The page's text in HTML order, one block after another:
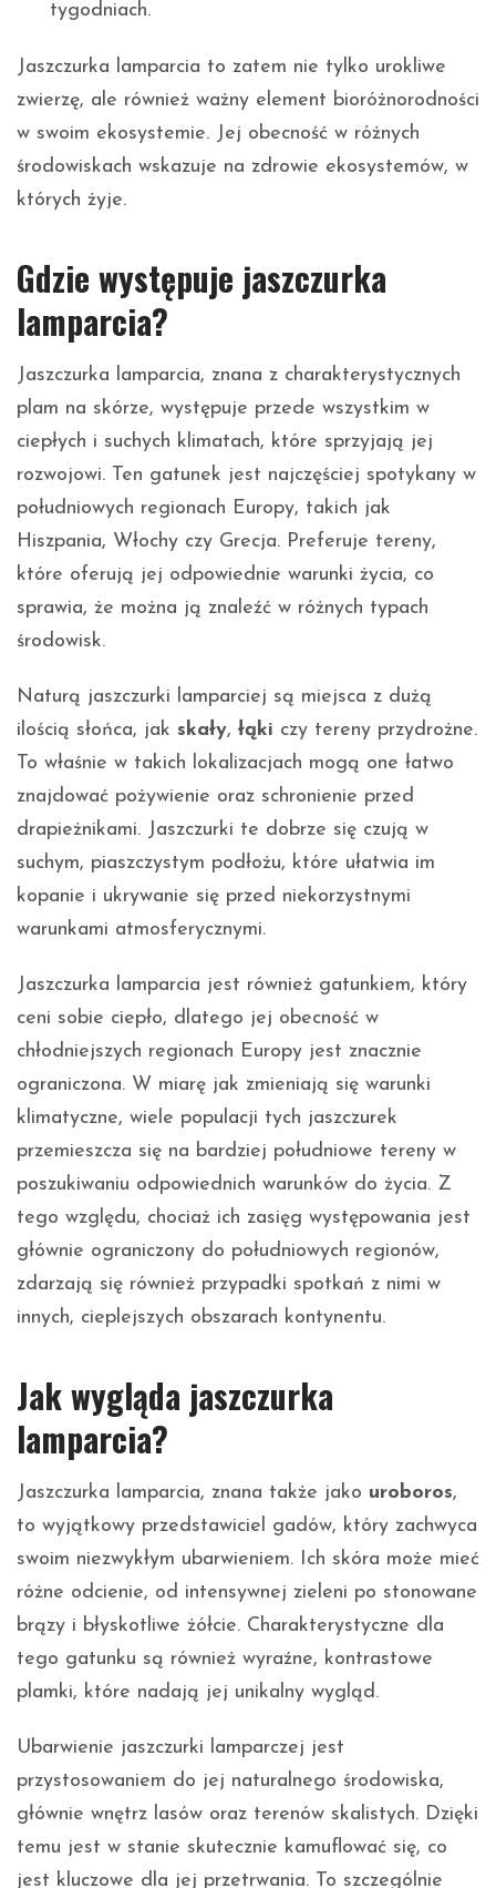
tygodniach.
Jaszczurka lamparcia to zatem nie tylko urokliwe
zwierzę, ale również ważny element bioróżnorodności
w swoim ekosystemie. Jej obecność w różnych
środowiskach wskazuje na zdrowie ekosystemów, w
których żyje.
Gdzie występuje jaszczurka
lamparcia?
Jaszczurka lamparcia, znana z charakterystycznych
plam na skórze, występuje przede wszystkim w
ciepłych i suchych klimatach, które sprzyjają jej
rozwojowi. Ten gatunek jest najczęściej spotykany w
południowych regionach Europy, takich jak
Hiszpania, Włochy czy Grecja. Preferuje tereny,
które oferują jej odpowiednie warunki życia, co
sprawia, że można ją znaleźć w różnych typach
środowisk.
Naturą jaszczurki lamparciej są miejsca z dużą
ilością słońca, jak skały, łąki czy tereny przydrożne.
To właśnie w takich lokalizacjach mogą one łatwo
znajdować pożywienie oraz schronienie przed
drapieżnikami. Jaszczurki te dobrze się czują w
suchym, piaszczystym podłożu, które ułatwia im
kopanie i ukrywanie się przed niekorzystnymi
warunkami atmosferycznymi.
Jaszczurka lamparcia jest również gatunkiem, który
ceni sobie ciepło, dlatego jej obecność w
chłodniejszych regionach Europy jest znacznie
ograniczona. W miarę jak zmieniają się warunki
klimatyczne, wiele populacji tych jaszczurek
przemieszcza się na bardziej południowe tereny w
poszukiwaniu odpowiednich warunków do życia. Z
tego względu, chociaż ich zasięg występowania jest
głównie ograniczony do południowych regionów,
zdarzają się również przypadki spotkań z nimi w
innych, cieplejszych obszarach kontynentu.
Jak wygląda jaszczurka
lamparcia?
Jaszczurka lamparcia, znana także jako uroboros,
to wyjątkowy przedstawiciel gadów, który zachwyca
swoim niezwykłym ubarwieniem. Ich skóra może mieć
różne odcienie, od intensywnej zieleni po stonowane
brązy i błyskotliwe żółcie. Charakterystyczne dla
tego gatunku są również wyraźne, kontrastowe
plamki, które nadają jej unikalny wygląd.
Ubarwienie jaszczurki lamparczej jest
przystosowaniem do jej naturalnego środowiska,
głównie wnętrz lasów oraz terenów skalistych. Dzięki
temu jest w stanie skutecznie kamuflować się, co
jest kluczowe dla jej przetrwania. To szczególnie